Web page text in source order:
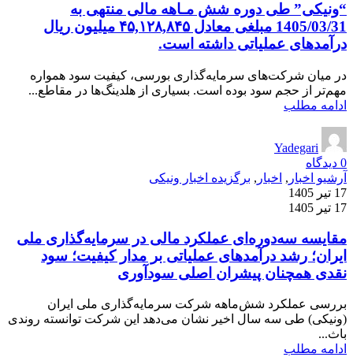
“ونیکی” طی دوره شش مـاهه مالی منتهی به
1405/03/31 مبلغی معادل ۴۵,۱۲۸,۸۴۵ میلیون ریال
درآمدهای عملیاتی داشته است.
در میان شرکت‌های سرمایه‌گذاری بورسی، کیفیت سود همواره
مهم‌تر از حجم سود بوده است. بسیاری از هلدینگ‌ها در مقاطع...
ادامه مطلب
Yadegari
0 دیدگاه
آرشیو اخبار , اخبار , برگزیده اخبار ونیکی
17 تیر 1405
17 تیر 1405
مقایسه سه‌دوره‌ای عملکرد مالی در سرمایه‌گذاری ملی
ایران؛ رشد درآمدهای عملیاتی بر مدار کیفیت؛ سود
نقدی همچنان پیشران اصلی سودآوری
بررسی عملکرد شش‌ماهه شرکت سرمایه‌گذاری ملی ایران
(ونیکی) طی سه سال اخیر نشان می‌دهد این شرکت توانسته روندی
باث...
ادامه مطلب